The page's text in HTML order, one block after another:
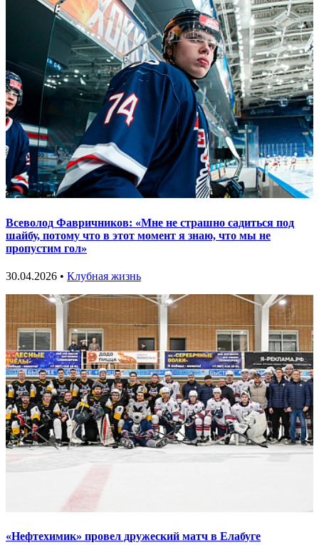
Всеволод Фавричников: «Мне не страшно садиться под
шайбу, потому что в этот момент я знаю, что мы не
пропустим гол»
30.04.2026 • Клубная жизнь
«Нефтехимик» провел дружеский матч в Елабуге